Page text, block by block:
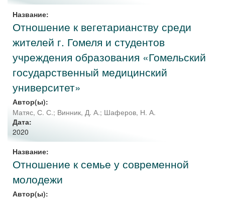
Название:
Отношение к вегетарианству среди
жителей г. Гомеля и студентов
учреждения образования «Гомельский
государственный медицинский
университет»
Автор(ы):
Матяс, С. С.; Винник, Д. А.; Шаферов, Н. А.
Дата:
2020
Название:
Отношение к семье у современной
молодежи
Автор(ы):